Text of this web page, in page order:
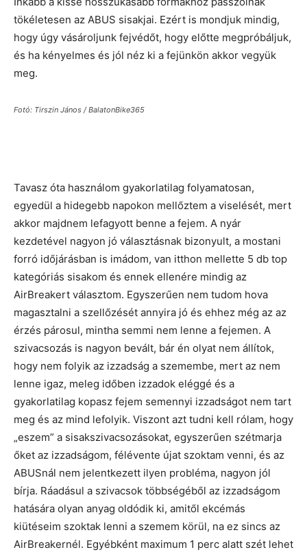
tökéletesen az ABUS sisakjai. Ezért is mondjuk mindig,
hogy úgy vásároljunk fejvédőt, hogy előtte megpróbáljuk,
és ha kényelmes és jól néz ki a fejünkön akkor vegyük
meg.
Fotó: Tirszin János / BalatonBike365
Tavasz óta használom gyakorlatilag folyamatosan,
egyedül a hidegebb napokon mellőztem a viselését, mert
akkor majdnem lefagyott benne a fejem. A nyár
kezdetével nagyon jó választásnak bizonyult, a mostani
forró időjárásban is imádom, van itthon mellette 5 db top
kategóriás sisakom és ennek ellenére mindig az
AirBreakert választom. Egyszerűen nem tudom hova
magasztalni a szellőzését annyira jó és ehhez még az az
érzés párosul, mintha semmi nem lenne a fejemen. A
szivacsozás is nagyon bevált, bár én olyat nem állítok,
hogy nem folyik az izzadság a szemembe, mert az nem
lenne igaz, meleg időben izzadok eléggé és a
gyakorlatilag kopasz fejem semennyi izzadságot nem tart
meg és az mind lefolyik. Viszont azt tudni kell rólam, hogy
„eszem” a sisakszivacsozásokat, egyszerűen szétmarja
őket az izzadságom, félévente újat szoktam venni, és az
ABUSnál nem jelentkezett ilyen probléma, nagyon jól
bírja. Ráadásul a szivacsok többségéből az izzadságom
hatására olyan anyag oldódik ki, amitől ekcémás
kiütéseim szoktak lenni a szemem körül, na ez sincs az
AirBreakernél. Egyébként maximum 1 perc alatt szét lehet